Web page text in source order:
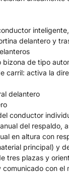
delantero y
bizona de tipo
carril: activa la
delantero
conductor
del respaldo,
en altura con
principal) y
tres plazas y
con el